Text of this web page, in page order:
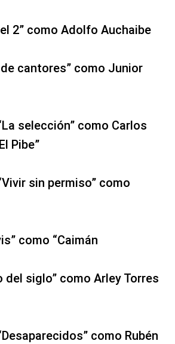
2” como Adolfo Auchaibe
cantores” como Junior
selección” como Carlos
Pibe”
sin permiso” como
como “Caimán
del siglo” como Arley Torres
como Rubén